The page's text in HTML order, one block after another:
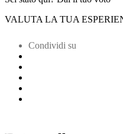
VALUTA LA TUA
Condividi su